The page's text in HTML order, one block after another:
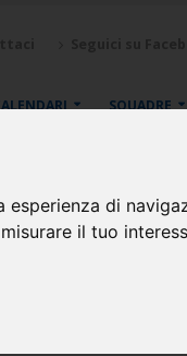
di
il tuo
SQUADRE